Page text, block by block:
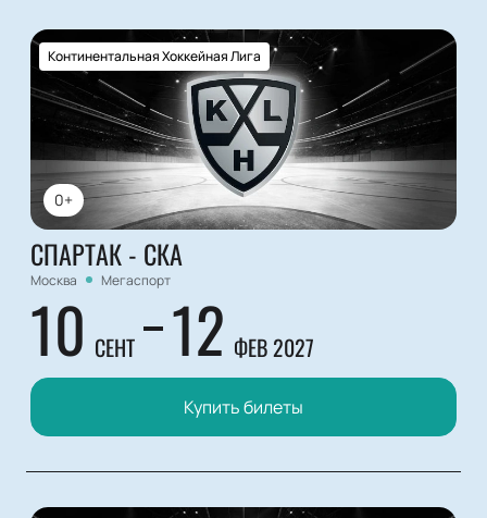
0+
Континентальная Хоккейная Лига
СПАРТАК - СКА
Москва Мегаспорт
10 СЕНТ 12 ФЕВ 2027
Купить билеты